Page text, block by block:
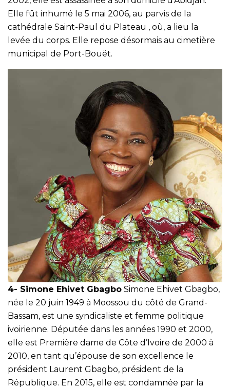
Elle fût inhumé le 5 mai 2006, au parvis de la
cathédrale Saint-Paul du Plateau , où, a lieu la
levée du corps. Elle repose désormais au cimetière
municipal de Port-Bouët.
4- Simone Ehivet Gbagbo Simone Ehivet Gbagbo,
née le 20 juin 1949 à Moossou du côté de Grand-
Bassam, est une syndicaliste et femme politique
ivoirienne. Députée dans les années 1990 et 2000,
elle est Première dame de Côte d’Ivoire de 2000 à
2010, en tant qu’épouse de son excellence le
président Laurent Gbagbo, président de la
République. En 2015, elle est condamnée par la